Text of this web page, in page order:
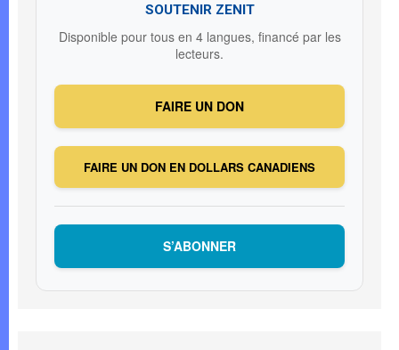
SOUTENIR ZENIT
Disponible pour tous en 4 langues, financé par les
lecteurs.
FAIRE UN DON
FAIRE UN DON EN DOLLARS CANADIENS
S’ABONNER